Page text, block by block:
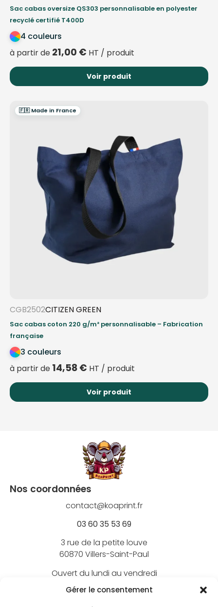
Gérer le consentement
Sac cabas oversize QS303 personnalisable en polyester
recyclé certifié T400D
4 couleurs
à partir de 21,00 € HT / produit
Voir produit
🇫🇷 Made in France
CGB2502CITIZEN GREEN
Sac cabas coton 220 g/m² personnalisable – Fabrication
française
3 couleurs
à partir de 14,58€ HT / produit
Voir produit
Nos coordonnées
contact@koaprint.fr
03 60 35 53 69
3 rue de la petite louve
60870 Villers-Saint-Paul
Ouvert du lundi au vendredi
de 9h à 18h